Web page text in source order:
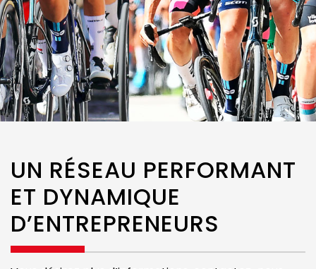
UN RÉSEAU PERFORMANT
ET DYNAMIQUE
D’ENTREPRENEURS